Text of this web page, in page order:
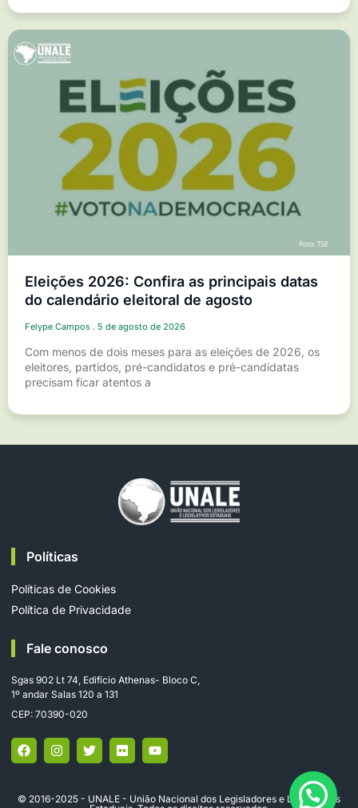
Eleições 2026: Confira as principais datas
do calendário eleitoral de agosto
Felype Campos 5 de agosto de 2026
Com menos de dois meses para as eleições de 2026, os
eleitores, partidos, pré-candidatos e pré-candidatas
precisam ficar atentos a
Políticas
Políticas de Cookies
Política de Privacidade
Fale conosco
Sgas 902 Lt 74, Edifício Athenas- Bloco C,
1º andar Salas 120 a 131
CEP: 70390-020
© 2016-2025 - UNALE - União Nacional dos Legisladores e Legislativos